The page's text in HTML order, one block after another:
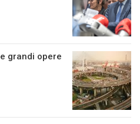
grandi opere